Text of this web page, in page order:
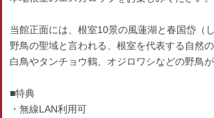
当館正面には、根室10景の風蓮湖と春国岱（
野鳥の聖域と言われる、根室を代表する自然の
白鳥やタンチョウ鶴、オジロワシなどの野鳥
■特典
・無線LAN利用可